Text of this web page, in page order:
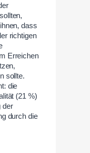
dass
richtigen
Erreichen
sollte.
die
(21 %)
der
durch die